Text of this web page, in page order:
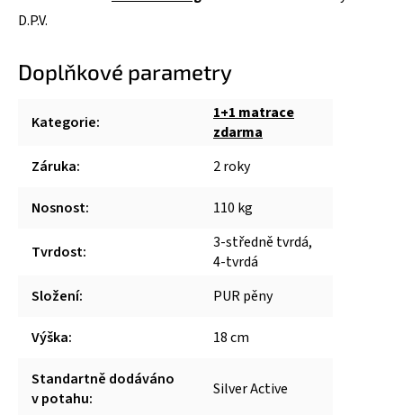
D.P.V.
Doplňkové parametry
Kategorie:
1+1 matrace
zdarma
Záruka: 2 roky
Nosnost: 110 kg
Tvrdost:
3-středně tvrdá,
4-tvrdá
Složení: PUR pěny
Výška: 18 cm
Standartně dodáváno
v potahu: Silver Active